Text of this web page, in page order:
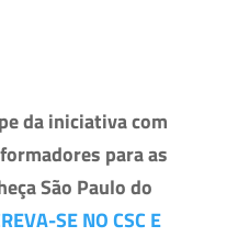
da iniciativa com
para as
São Paulo do
SE NO CSC E